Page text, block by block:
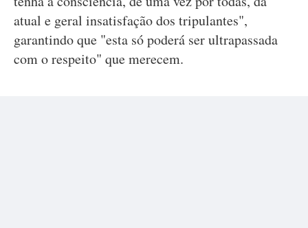
atual e geral insatisfação dos tripulantes",
garantindo que "esta só poderá ser ultrapassada
com o respeito" que merecem.